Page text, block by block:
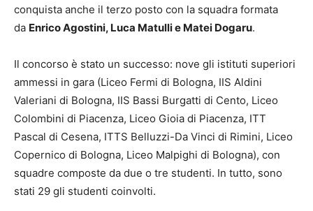
conquista anche il terzo posto con la squadra formata
da Enrico Agostini, Luca Matulli e Matei Dogaru.
Il concorso è stato un successo: nove gli istituti superiori
ammessi in gara (Liceo Fermi di Bologna, IIS Aldini
Valeriani di Bologna, IIS Bassi Burgatti di Cento, Liceo
Colombini di Piacenza, Liceo Gioia di Piacenza, ITT
Pascal di Cesena, ITTS Belluzzi-Da Vinci di Rimini, Liceo
Copernico di Bologna, Liceo Malpighi di Bologna), con
squadre composte da due o tre studenti. In tutto, sono
stati 29 gli studenti coinvolti.